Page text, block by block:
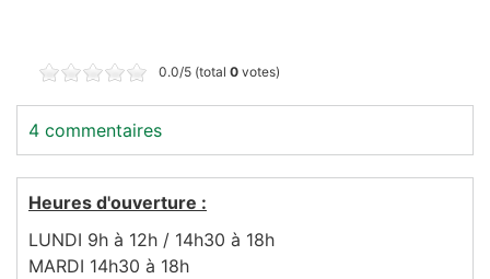
0.0/5 (total 0 votes)
4 commentaires
Heures d'ouverture :
LUNDI 9h à 12h / 14h30 à 18h
MARDI 14h30 à 18h